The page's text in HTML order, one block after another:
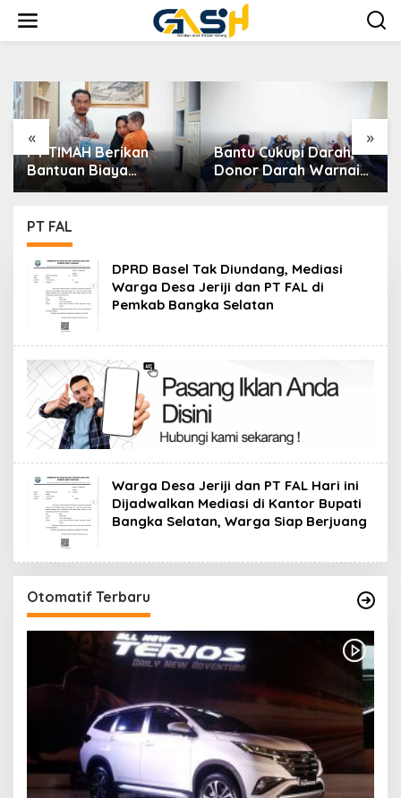
konten
« »
PT TIMAH Berikan
Bantuan Biaya
Pengobatan Bayi di
Bantu Cukupi Darah,
Donor Darah Warnai
Bulan Bakti HUT ke-50
PT FAL
DPRD Basel Tak Diundang, Mediasi
Warga Desa Jeriji dan PT FAL di
Pemkab Bangka Selatan
Warga Desa Jeriji dan PT FAL Hari ini
Dijadwalkan Mediasi di Kantor Bupati
Bangka Selatan, Warga Siap Berjuang
Otomatif Terbaru